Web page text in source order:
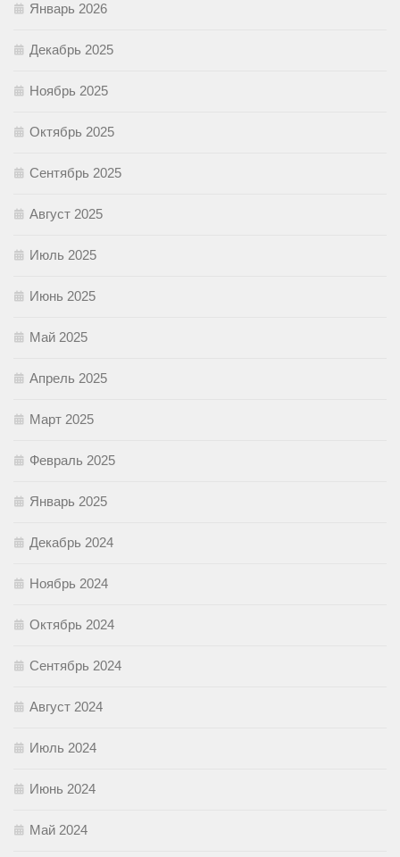
Январь 2026
Декабрь 2025
Ноябрь 2025
Октябрь 2025
Сентябрь 2025
Август 2025
Июль 2025
Июнь 2025
Май 2025
Апрель 2025
Март 2025
Февраль 2025
Январь 2025
Декабрь 2024
Ноябрь 2024
Октябрь 2024
Сентябрь 2024
Август 2024
Июль 2024
Июнь 2024
Май 2024